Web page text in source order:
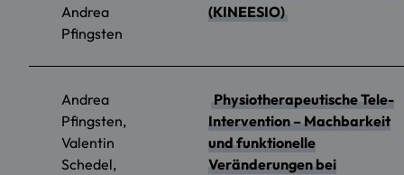
Andrea
Pfingsten
(KINEESIO)
Andrea
Pfingsten,
Valentin
Schedel,
Physiotherapeutische Tele-
Intervention – Machbarkeit
und funktionelle
Veränderungen bei